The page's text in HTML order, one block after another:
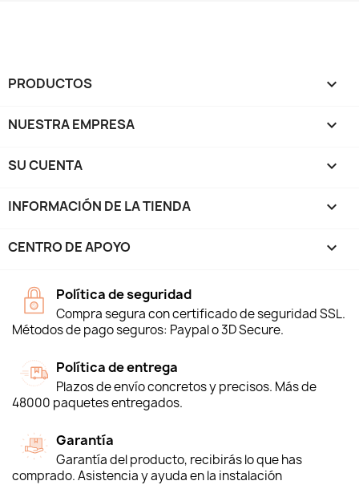
PRODUCTOS 
NUESTRA EMPRESA 
SU CUENTA 
INFORMACIÓN DE LA TIENDA keyboard_arrow_down
CENTRO DE APOYO 
Política de seguridad
Compra segura con certificado de seguridad SSL.
Métodos de pago seguros: Paypal o 3D Secure.
Política de entrega
Plazos de envío concretos y precisos. Más de
48000 paquetes entregados.
Garantía
Garantía del producto, recibirás lo que has
comprado. Asistencia y ayuda en la instalación